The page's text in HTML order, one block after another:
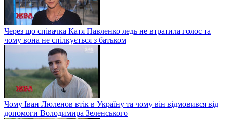
Через що співачка Катя Павленко ледь не втратила голос та
чому вона не спілкується з батьком
Чому Іван Люленов втік в Україну та чому він відмовився від
допомоги Володимира Зеленського